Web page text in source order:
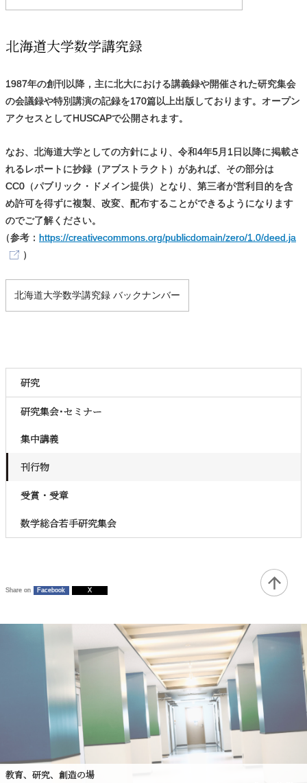
研究
研究集会･セミナー
集中講義
刊行物
受賞・受章
数学総合若手研究集会
北海道大学数学講究録
1987年の創刊以降，主に北大における講義録や開催された研究集会
の会議録や特別講演の記録を170篇以上出版しております。オープン
アクセスとしてHUSCAPで公開されます。
なお、北海道大学としての方針により、令和4年5月1日以降に掲載さ
れるレポートに抄録（アブストラクト）があれば、その部分は
CC0（パブリック・ドメイン提供）となり、第三者が営利目的を含
め許可を得ずに複製、改変、配布することができるようになります
のでご了解ください。
（参考： https://creativecommons.org/publicdomain/zero/1.0/deed.ja
）
北海道大学数学講究録 バックナンバー
Share on Facebook X
教育、研究、創造の場